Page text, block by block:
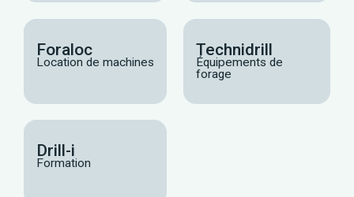
Foraloc
Location de machines
Technidrill
Équipements de
forage
Drill-i
Formation